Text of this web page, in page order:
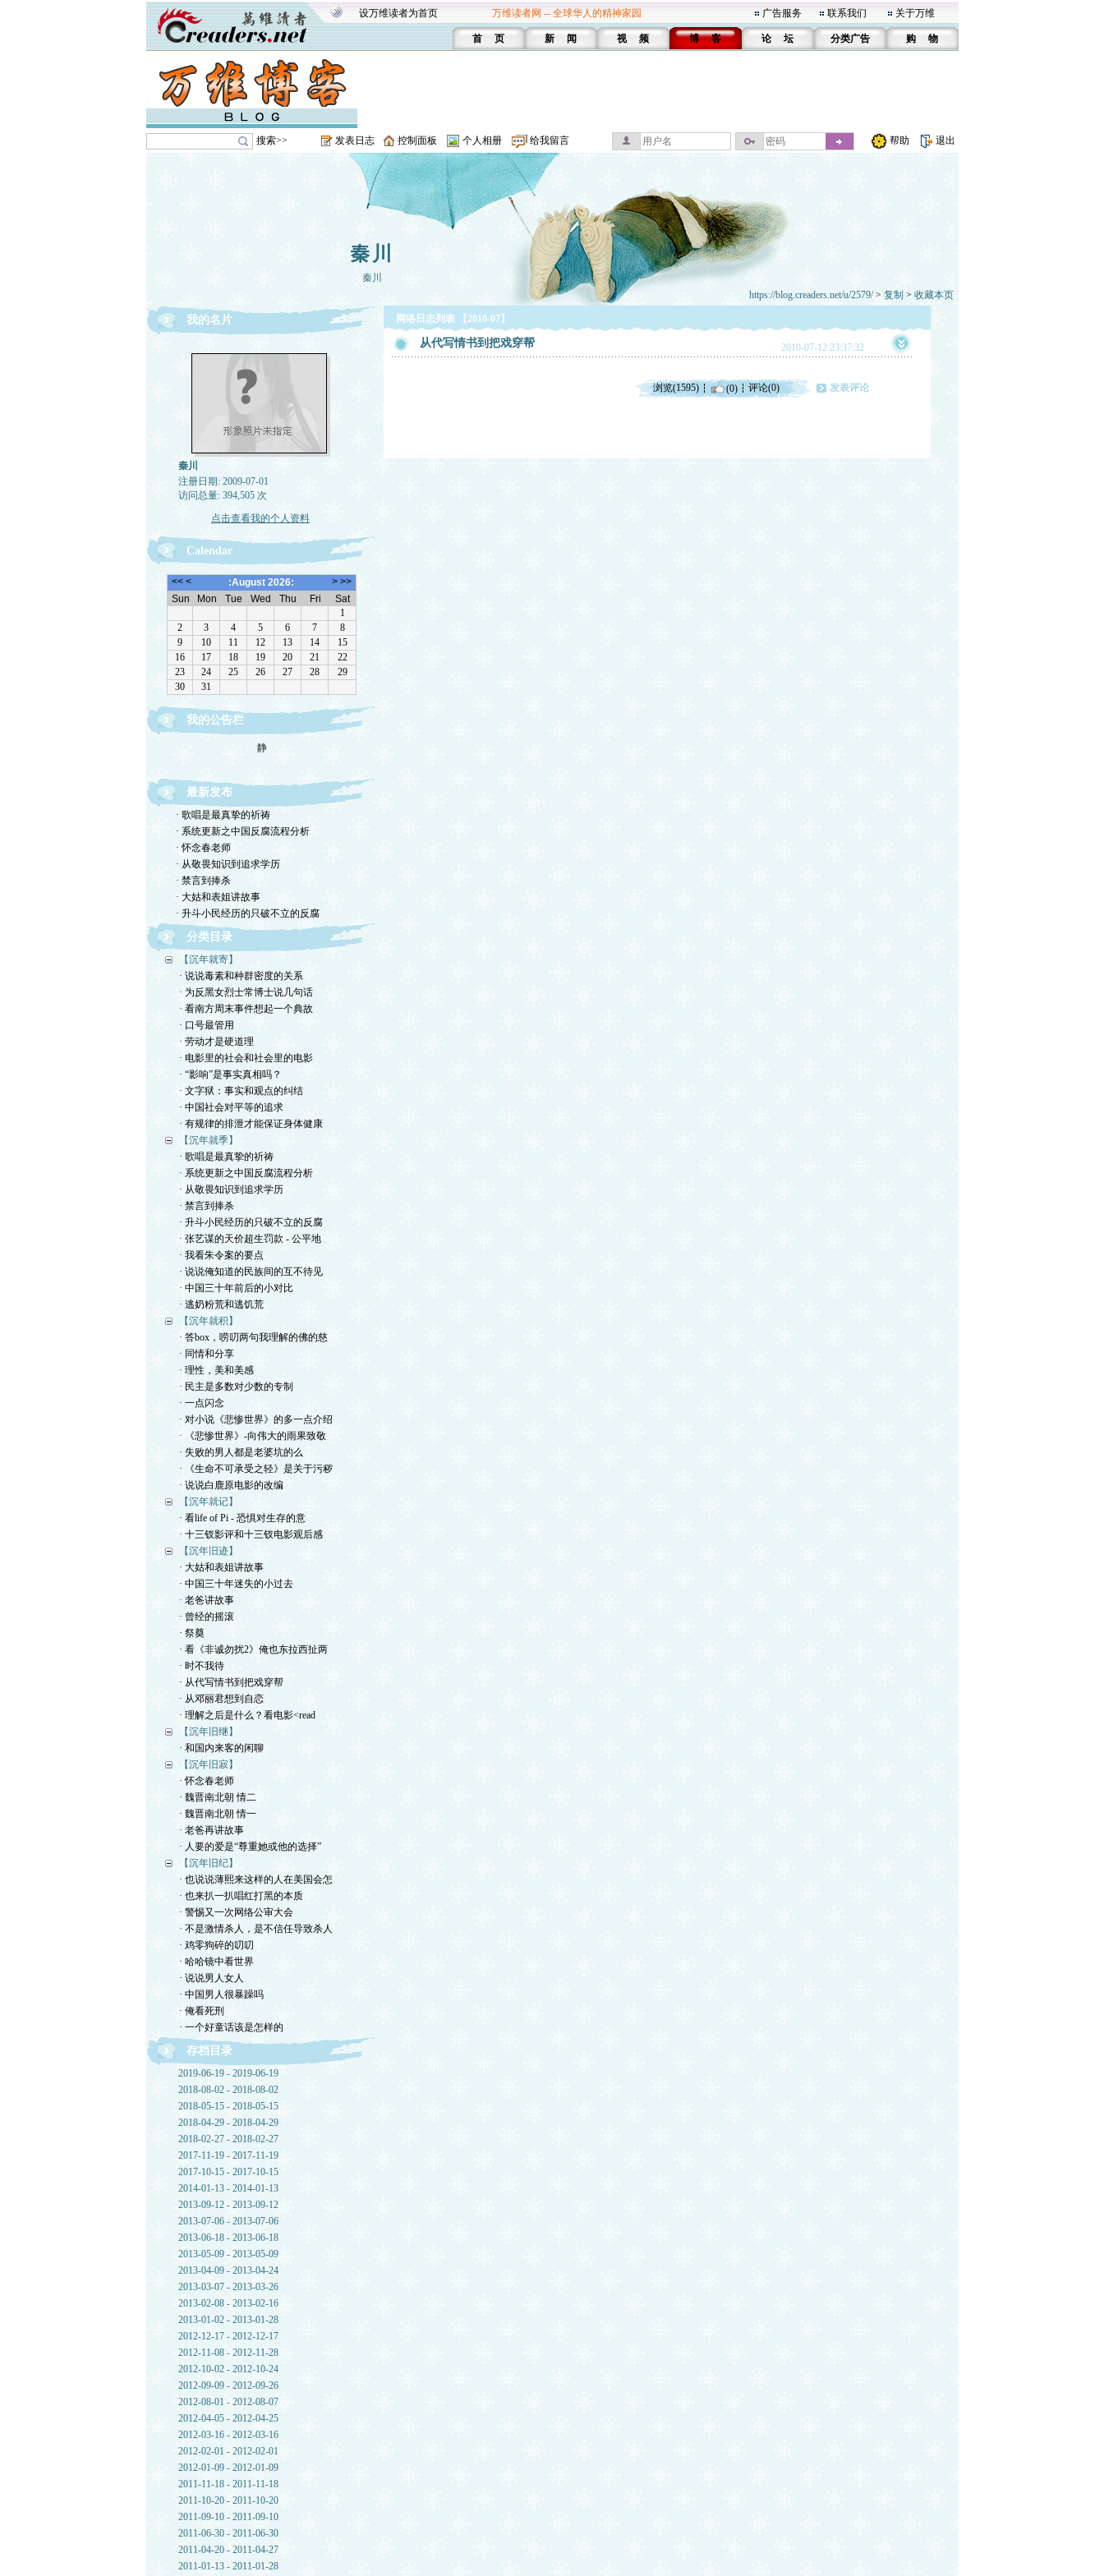
设万维读者为首页 万维读者网 -- 全球华人的精神家园 广告服务 联系我们 关于万维
首 页 新 闻 视 频 博 客 论 坛 分类广告 购 物
搜索>> 发表日志 控制面板 个人相册 给我留言 帮助 退出
秦川
秦川
https://blog.creaders.net/u/2579/> 复制 > 收藏本页
我的名片
秦川
注册日期: 2009-07-01
访问总量: 394,505 次
点击查看我的个人资料
Calendar
我的公告栏
最新发布
· 歌唱是最真挚的祈祷
· 系统更新之中国反腐流程分析
· 怀念春老师
· 从敬畏知识到追求学历
· 禁言到捧杀
· 大姑和表姐讲故事
· 升斗小民经历的只破不立的反腐
分类目录
【沉年就寄】
· 说说毒素和种群密度的关系
· 为反黑女烈士常博士说几句话
· 看南方周末事件想起一个典故
· 口号最管用
· 劳动才是硬道理
· 电影里的社会和社会里的电影
· “影响”是事实真相吗？
· 文字狱：事实和观点的纠结
· 中国社会对平等的追求
· 有规律的排泄才能保证身体健康
【沉年就季】
· 歌唱是最真挚的祈祷
· 系统更新之中国反腐流程分析
· 从敬畏知识到追求学历
· 禁言到捧杀
· 升斗小民经历的只破不立的反腐
· 张艺谋的天价超生罚款 - 公平地
· 我看朱令案的要点
· 说说俺知道的民族间的互不待见
· 中国三十年前后的小对比
· 逃奶粉荒和逃饥荒
【沉年就积】
· 答box，唠叨两句我理解的佛的慈
· 同情和分享
· 理性，美和美感
· 民主是多数对少数的专制
· 一点闪念
· 对小说《悲惨世界》的多一点介绍
· 《悲惨世界》-向伟大的雨果致敬
· 失败的男人都是老婆坑的么
· 《生命不可承受之轻》是关于污秽
· 说说白鹿原电影的改编
【沉年就记】
· 看life of Pi - 恐惧对生存的意
· 十三钗影评和十三钗电影观后感
【沉年旧迹】
· 大姑和表姐讲故事
· 中国三十年迷失的小过去
· 老爸讲故事
· 曾经的摇滚
· 祭奠
· 看《非诚勿扰2》俺也东拉西扯两
· 时不我待
· 从代写情书到把戏穿帮
· 从邓丽君想到自恋
· 理解之后是什么？看电影<read
【沉年旧继】
· 和国内来客的闲聊
【沉年旧寂】
· 怀念春老师
· 魏晋南北朝 情二
· 魏晋南北朝 情一
· 老爸再讲故事
· 人要的爱是“尊重她或他的选择”
【沉年旧纪】
· 也说说薄熙来这样的人在美国会怎
· 也来扒一扒唱红打黑的本质
· 警惕又一次网络公审大会
· 不是激情杀人，是不信任导致杀人
· 鸡零狗碎的叨叨
· 哈哈镜中看世界
· 说说男人女人
· 中国男人很暴躁吗
· 俺看死刑
· 一个好童话该是怎样的
存档目录
2019-06-19 - 2019-06-19
2018-08-02 - 2018-08-02
2018-05-15 - 2018-05-15
2018-04-29 - 2018-04-29
2018-02-27 - 2018-02-27
2017-11-19 - 2017-11-19
2017-10-15 - 2017-10-15
2014-01-13 - 2014-01-13
2013-09-12 - 2013-09-12
2013-07-06 - 2013-07-06
2013-06-18 - 2013-06-18
2013-05-09 - 2013-05-09
2013-04-09 - 2013-04-24
2013-03-07 - 2013-03-26
2013-02-08 - 2013-02-16
2013-01-02 - 2013-01-28
2012-12-17 - 2012-12-17
2012-11-08 - 2012-11-28
2012-10-02 - 2012-10-24
2012-09-09 - 2012-09-26
2012-08-01 - 2012-08-07
2012-04-05 - 2012-04-25
2012-03-16 - 2012-03-16
2012-02-01 - 2012-02-01
2012-01-09 - 2012-01-09
2011-11-18 - 2011-11-18
2011-10-20 - 2011-10-20
2011-09-10 - 2011-09-10
2011-06-30 - 2011-06-30
2011-04-20 - 2011-04-27
2011-01-13 - 2011-01-28
网络日志列表 【2010-07】
从代写情书到把戏穿帮 2010-07-12 23:37:32
浏览(1595) (0) 评论(0) 发表评论